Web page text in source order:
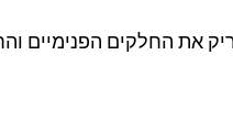
את החלקים הפנימיים